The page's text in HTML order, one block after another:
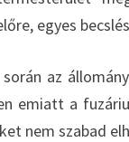
egyes
az
emiatt a
nem szabad